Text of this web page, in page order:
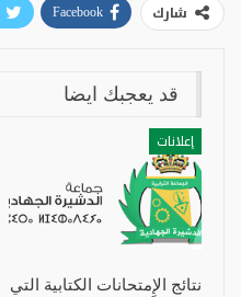
شارك Facebook
قد يعجبك ايضا
إعلانات
نتائج الإِمتحانات الكتابية التي